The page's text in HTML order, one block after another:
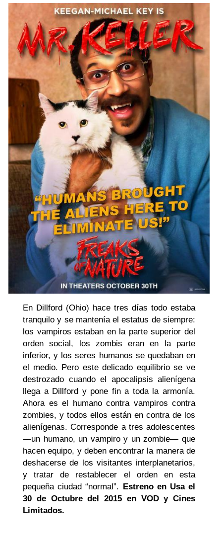
En Dillford (Ohio) hace tres días todo estaba
tranquilo y se mantenía el estatus de siempre:
los vampiros estaban en la parte superior del
orden social, los zombis eran en la parte
inferior, y los seres humanos se quedaban en
el medio. Pero este delicado equilibrio se ve
destrozado cuando el apocalipsis alienígena
llega a Dillford y pone fin a toda la armonía.
Ahora es el humano contra vampiros contra
zombies, y todos ellos están en contra de los
alienígenas. Corresponde a tres adolescentes
—un humano, un vampiro y un zombie— que
hacen equipo, y deben encontrar la manera de
deshacerse de los visitantes interplanetarios,
y tratar de restablecer el orden en esta
pequeña ciudad “normal”.
Estreno en Usa el
30 de Octubre del 2015 en VOD y Cines
Limitados.